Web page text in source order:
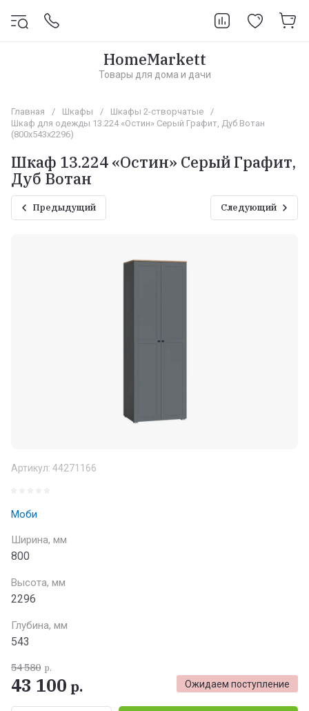
HomeMarkett
Товары для дома и дачи
Главная / Шкафы / Шкафы 2-створчатые
/
Шкаф для одежды 13.224 «Остин» Серый Графит, Дуб Вотан
(800х543х2296)
Шкаф 13.224 «Остин» Серый Графит,
Дуб Вотан
Предыдущий Следующий
Артикул: 44271166
Моби
Ширина, мм
800
Высота, мм
2296
Глубина, мм
543
Ожидаем поступление
54 580 р.
43 100 р.